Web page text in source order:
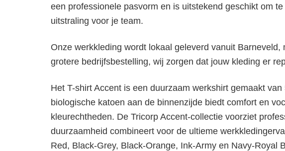
een professionele pasvorm en is uitstekend geschikt om
uitstraling voor je team.
Onze werkkleding wordt lokaal geleverd vanuit
grotere bedrijfsbestelling, wij zorgen dat jouw kleding er
Het T-shirt Accent is een duurzaam werkshirt gemaakt
biologische katoen aan de binnenzijde biedt comfort en
kleurechtheden. De Tricorp Accent-collectie voorziet
duurzaamheid combineert voor de ultieme
Red, Black-Grey, Black-Orange, Ink-Army en Navy-